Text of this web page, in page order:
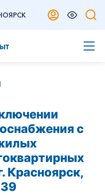
с
Красноярск,